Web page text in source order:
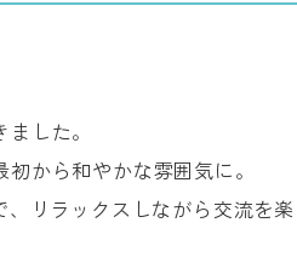
した。
から和やかな雰囲気に。
リラックスしながら交流を